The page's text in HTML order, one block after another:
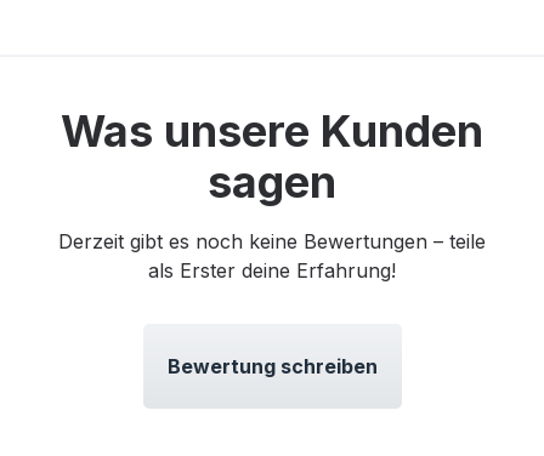
Was unsere Kunden
sagen
Derzeit gibt es noch keine Bewertungen – teile
als Erster deine Erfahrung!
Bewertung schreiben